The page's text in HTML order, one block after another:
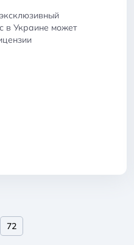
в Украине может
72